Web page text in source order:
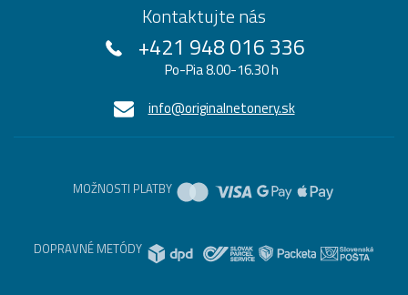
Kontaktujte nás
+421 948 016 336
Po-Pia 8.00-16.30 h
info@originalnetonery.sk
MOŽNOSTI PLATBY
DOPRAVNÉ METÓDY